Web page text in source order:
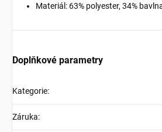
Materiál: 63% polyester, 34%
Doplňkové parametry
Kategorie:
Záruka: